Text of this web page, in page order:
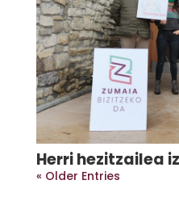
Herri hezitzailea
« Older Entries